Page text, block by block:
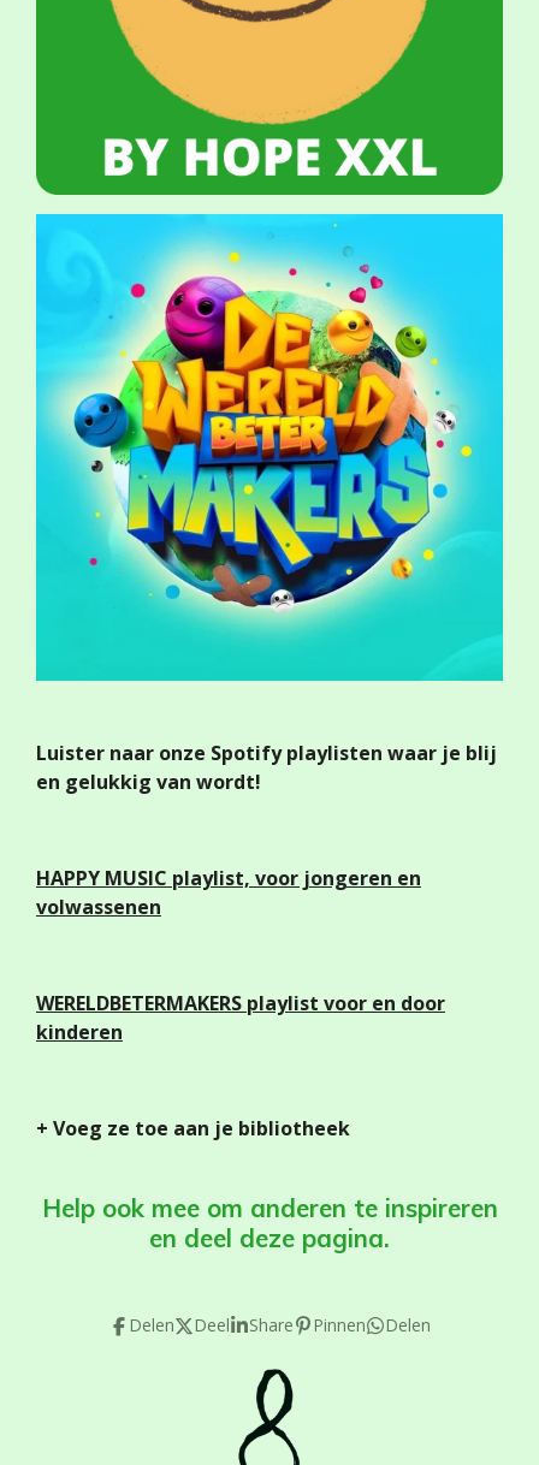
Luister naar onze Spotify playlisten waar je blij
en gelukkig van wordt!
HAPPY MUSIC playlist, voor jongeren en
volwassenen
WERELDBETERMAKERS playlist voor en door
kinderen
+ Voeg ze toe aan je bibliotheek
Help ook mee om anderen te inspireren
en deel deze pagina.
Delen Deel Share Pinnen Delen